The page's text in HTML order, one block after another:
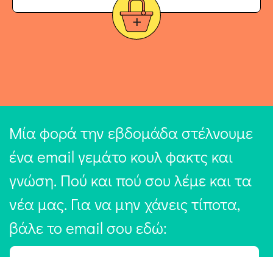
Μία φορά την εβδομάδα στέλνουμε
ένα email γεμάτο κουλ φακτς και
γνώση. Πού και πού σου λέμε και τα
νέα μας. Για να μην χάνεις τίποτα,
βάλε το email σου εδώ: